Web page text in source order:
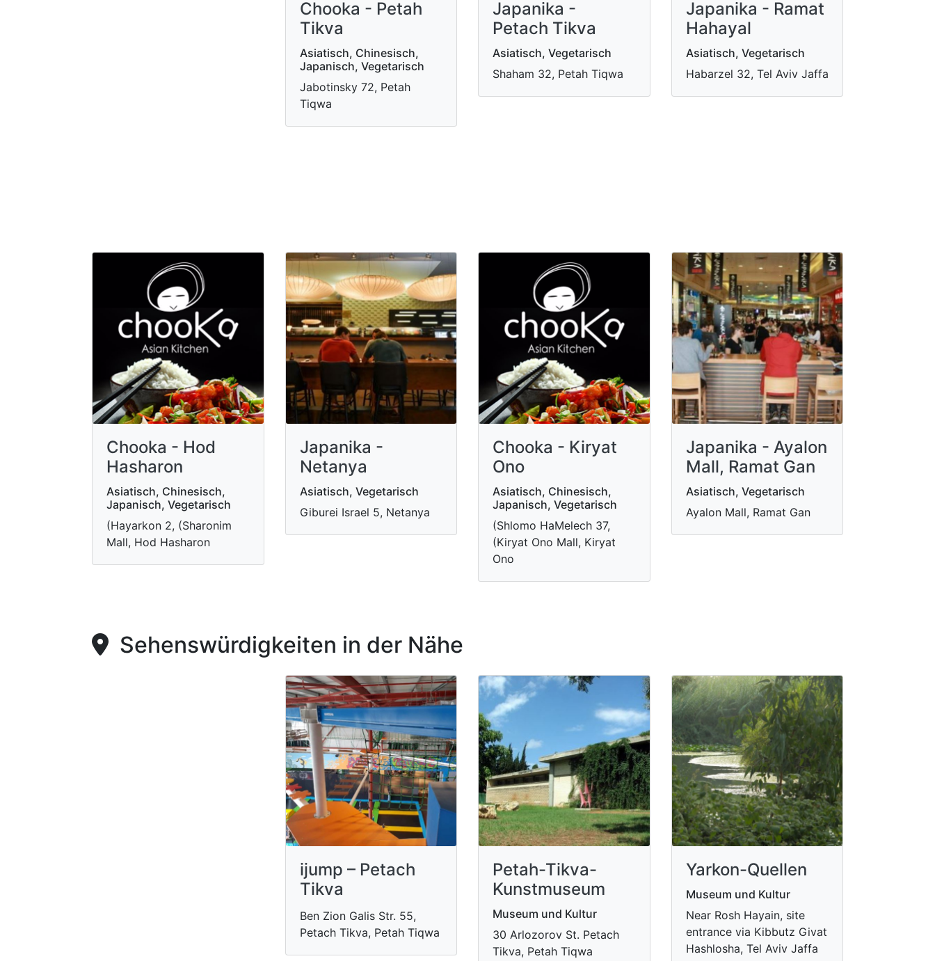
Chooka - Petah
Tikva
Asiatisch, Chinesisch,
Japanisch, Vegetarisch
Jabotinsky 72, Petah
Tiqwa
Japanika -
Petach Tikva
Asiatisch, Vegetarisch
Shaham 32, Petah Tiqwa
Japanika - Ramat
Hahayal
Asiatisch, Vegetarisch
Habarzel 32, Tel Aviv Jaffa
Chooka - Hod
Hasharon
Asiatisch, Chinesisch,
Japanisch, Vegetarisch
(Hayarkon 2, (Sharonim
Mall, Hod Hasharon
Japanika -
Netanya
Asiatisch, Vegetarisch
Giburei Israel 5, Netanya
Chooka - Kiryat
Ono
Asiatisch, Chinesisch,
Japanisch, Vegetarisch
(Shlomo HaMelech 37,
(Kiryat Ono Mall, Kiryat
Ono
Japanika - Ayalon
Mall, Ramat Gan
Asiatisch, Vegetarisch
Ayalon Mall, Ramat Gan
Sehenswürdigkeiten in der Nähe
ijump – Petach
Tikva
Ben Zion Galis Str. 55,
Petach Tikva, Petah Tiqwa
Petah-Tikva-
Kunstmuseum
Museum und Kultur
30 Arlozorov St. Petach
Tikva, Petah Tiqwa
Yarkon-Quellen
Museum und Kultur
Near Rosh Hayain, site
entrance via Kibbutz Givat
Hashlosha, Tel Aviv Jaffa